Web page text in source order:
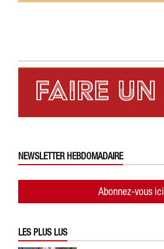
NEWSLETTER HEBDOMADAIRE
Abonnez-vous ici
LES PLUS LUS